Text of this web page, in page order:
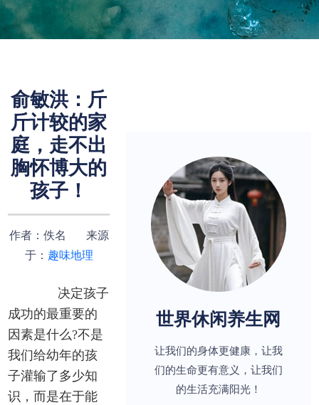
俞敏洪：斤
斤计较的家
庭，走不出
胸怀博大的
孩子！
作者：佚名 来源
于： 趣味地理
决定孩子
成功的最重要的
因素是什么?不是
我们给幼年的孩
子灌输了多少知
识，而是在于能
世界休闲养生网
让我们的身体更健康，让我
们的生命更有意义，让我们
的生活充满阳光！